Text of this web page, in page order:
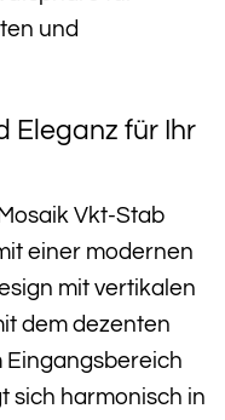
und
Eleganz für Ihr
Vkt-Stab
einer modernen
mit vertikalen
dem dezenten
Eingangsbereich
sich harmonisch in